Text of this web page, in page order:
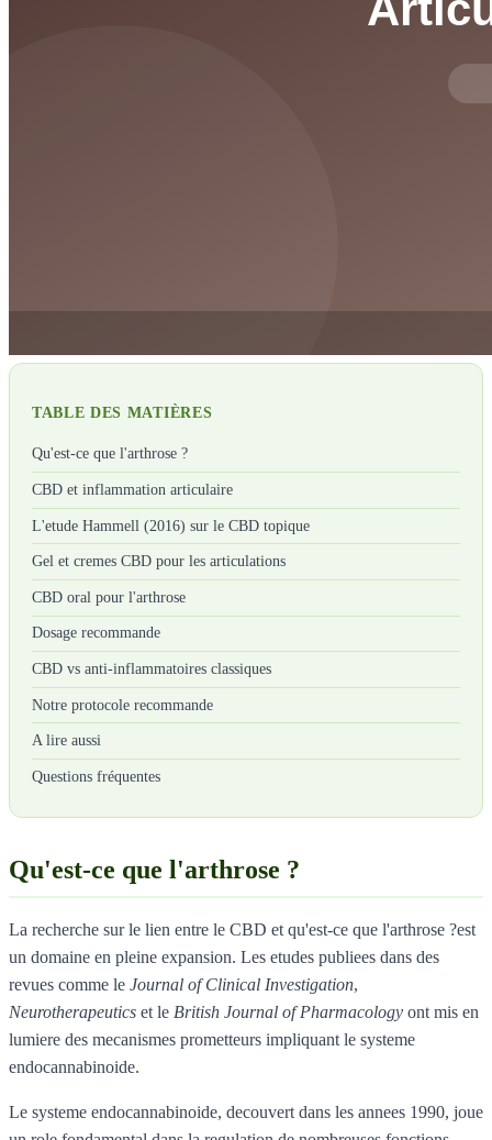
TABLE DES MATIÈRES
Qu'est-ce que l'arthrose ?
CBD et inflammation articulaire
L'etude Hammell (2016) sur le CBD topique
Gel et cremes CBD pour les articulations
CBD oral pour l'arthrose
Dosage recommande
CBD vs anti-inflammatoires classiques
Notre protocole recommande
A lire aussi
Questions fréquentes
Qu'est-ce que l'arthrose ?
La recherche sur le lien entre le CBD et qu'est-ce que l'arthrose ?est
un domaine en pleine expansion. Les etudes publiees dans des
revues comme le Journal of Clinical Investigation,
Neurotherapeutics et le British Journal of Pharmacology ont mis en
lumiere des mecanismes prometteurs impliquant le systeme
endocannabinoide.
Le systeme endocannabinoide, decouvert dans les annees 1990, joue